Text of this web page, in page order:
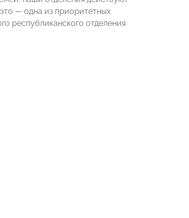
— одна из приоритетных
республиканского отделения